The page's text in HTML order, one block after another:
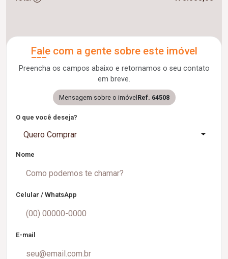
Fale com a gente sobre este imóvel
Preencha os campos abaixo e retornamos o seu contato
em breve.
Mensagem sobre o imóvelRef. 64508
O que você deseja?
Quero Comprar
Nome
Celular / WhatsApp
E-mail